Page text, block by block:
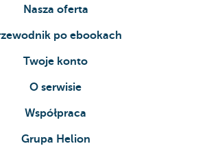
Nasza oferta
po ebookach
Twoje konto
O serwisie
Współpraca
Grupa Helion